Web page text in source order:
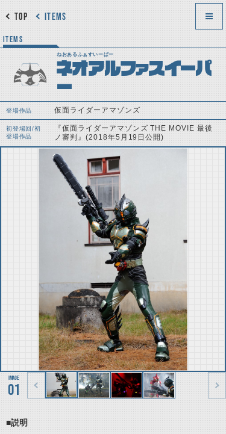
ITEMS
TOP
ITEMS
ねおあるふぁすいーぱー
ネオアルファスイーパ
ー
登場作品 仮面ライダーアマゾンズ
初登場回/初
登場作品
『仮面ライダーアマゾンズ THE MOVIE 最後
ノ審判』(2018年5月19日公開)
01
■説明